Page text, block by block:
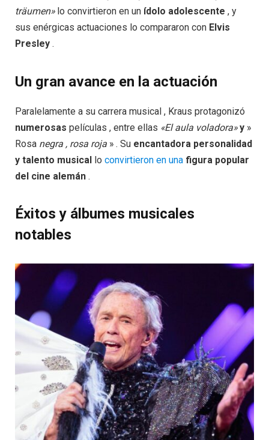
träumen»lo convirtieron en un ídolo adolescente , y
sus enérgicas actuaciones lo compararon con Elvis
Presley .
Un gran avance en la actuación
Paralelamente a su carrera musical , Kraus protagonizó
numerosas películas , entre ellas «El aula voladora»y »
Rosa negra , rosa roja » . Su encantadora personalidad
y talento musical lo convirtieron en una figura popular
del cine alemán .
Éxitos y álbumes musicales
notables